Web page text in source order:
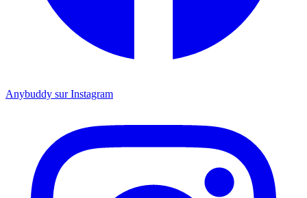
Anybuddy sur Instagram